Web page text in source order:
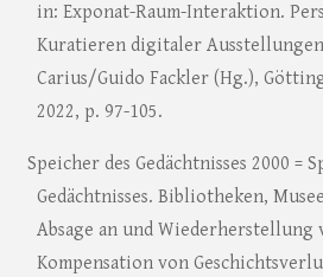
in: Exponat-Raum-Interaktion.
Kuratieren digitaler
Carius/Guido Fackler (Hg.),
2022, p. 97-105.
Speicher des Gedächtnisses 2000 =
Gedächtnisses. Bibliotheken,
Absage an und Wiederherstellung
Kompensation von